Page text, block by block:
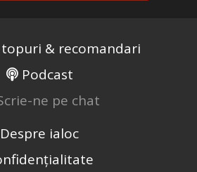
topuri & recomandari
Podcast
ne pe chat
Despre ialoc